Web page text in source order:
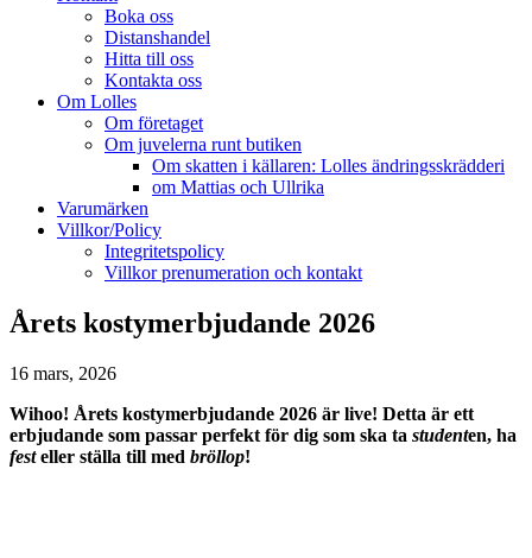
Boka oss
Distanshandel
Hitta till oss
Kontakta oss
Om Lolles
Om företaget
Om juvelerna runt butiken
Om skatten i källaren: Lolles ändringsskrädderi
om Mattias och Ullrika
Varumärken
Villkor/Policy
Integritetspolicy
Villkor prenumeration och kontakt
Årets kostymerbjudande 2026
16 mars, 2026
Wihoo! Årets kostymerbjudande 2026 är live! Detta är ett
erbjudande som passar perfekt för dig som ska ta studenten, ha
festeller ställa till med bröllop!